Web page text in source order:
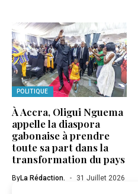
POLITIQUE
À Accra, Oligui Nguema
appelle la diaspora
gabonaise à prendre
toute sa part dans la
transformation du pays
ByLa Rédaction. 31 Juillet 2026